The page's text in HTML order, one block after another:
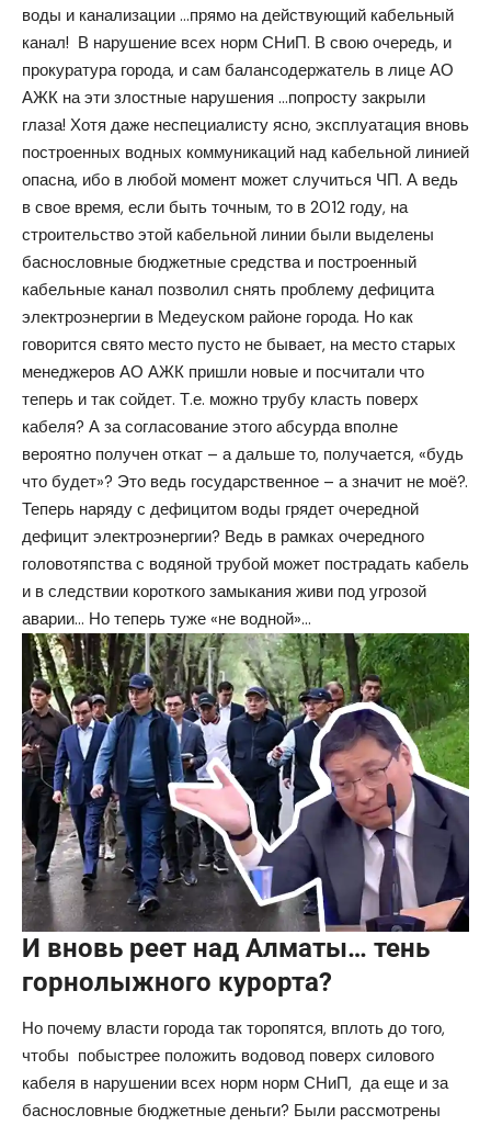
воды и канализации …прямо на действующий кабельный
канал! В нарушение всех норм СНиП. В свою очередь, и
прокуратура города, и сам балансодержатель в лице АО
АЖК на эти злостные нарушения …попросту закрыли
глаза! Хотя даже неспециалисту ясно, эксплуатация вновь
построенных водных коммуникаций над кабельной линией
опасна, ибо в любой момент может случиться ЧП. А ведь
в свое время, если быть точным, то в 2012 году, на
строительство этой кабельной линии были выделены
баснословные бюджетные средства и построенный
кабельные канал позволил снять проблему дефицита
электроэнергии в Медеуском районе города. Но как
говорится свято место пусто не бывает, на место старых
менеджеров АО АЖК пришли новые и посчитали что
теперь и так сойдет. Т.е. можно трубу класть поверх
кабеля? А за согласование этого абсурда вполне
вероятно получен откат – а дальше то, получается, «будь
что будет»? Это ведь государственное – а значит не моё?.
Теперь наряду с дефицитом воды грядет очередной
дефицит электроэнергии? Ведь в рамках очередного
головотяпства с водяной трубой может пострадать кабель
и в следствии короткого замыкания живи под угрозой
аварии… Но теперь туже «не водной»…
И вновь реет над Алматы… тень
горнолыжного курорта?
Но почему власти города так торопятся, вплоть до того,
чтобы побыстрее положить водовод поверх силового
кабеля в нарушении всех норм норм СНиП, да еще и за
баснословные бюджетные деньги? Были рассмотрены